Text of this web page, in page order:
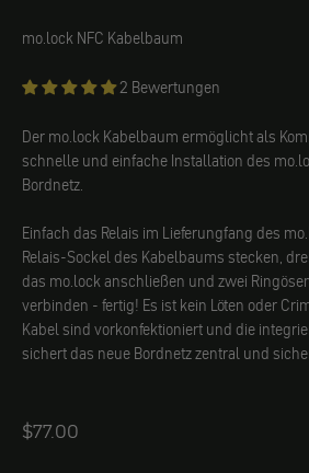
motogadget
mo.lock NFC Kabelbaum
2 Bewertungen
Der mo.lock Kabelbaum ermöglicht als
schnelle und einfache Installation des
Bordnetz.
Einfach das Relais im Lieferungfang des
Relais-Sockel des Kabelbaums stecken,
das mo.lock anschließen und zwei
verbinden - fertig! Es ist kein Löten oder
Kabel sind vorkonfektioniert und die
sichert das neue Bordnetz zentral und
Angebot
$77.00